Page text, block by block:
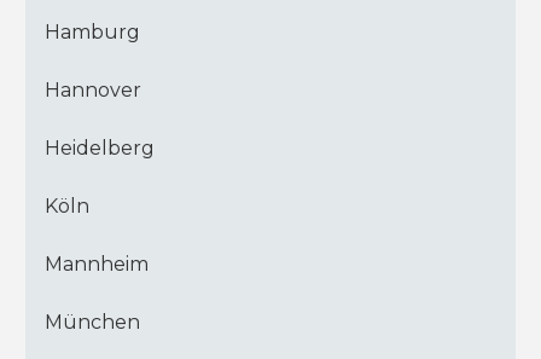
Hamburg
Hannover
Heidelberg
Köln
Mannheim
München